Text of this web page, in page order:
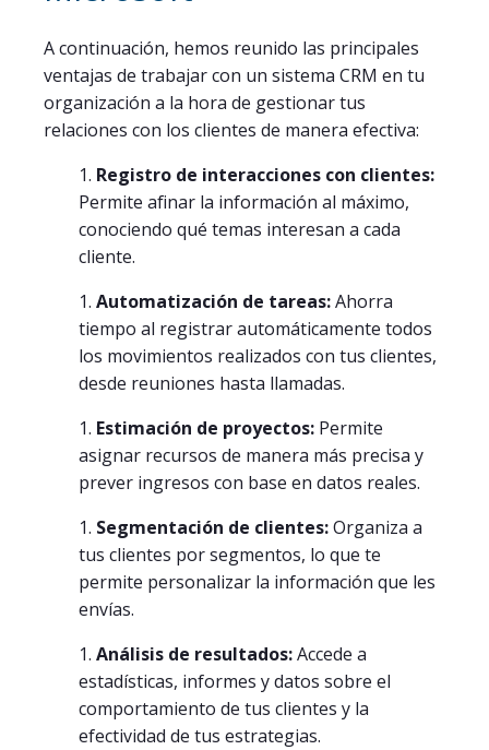
A continuación, hemos reunido las principales
ventajas de trabajar con un sistema CRM en tu
organización a la hora de gestionar tus
relaciones con los clientes de manera efectiva:
Registro de interacciones con clientes:
Permite afinar la información al máximo,
conociendo qué temas interesan a cada
cliente.
Automatización de tareas:Ahorra
tiempo al registrar automáticamente todos
los movimientos realizados con tus clientes,
desde reuniones hasta llamadas.
Estimación de proyectos: Permite
asignar recursos de manera más precisa y
prever ingresos con base en datos reales.
Segmentación de clientes:Organiza a
tus clientes por segmentos, lo que te
permite personalizar la información que les
envías.
Análisis de resultados:Accede a
estadísticas, informes y datos sobre el
comportamiento de tus clientes y la
efectividad de tus estrategias.